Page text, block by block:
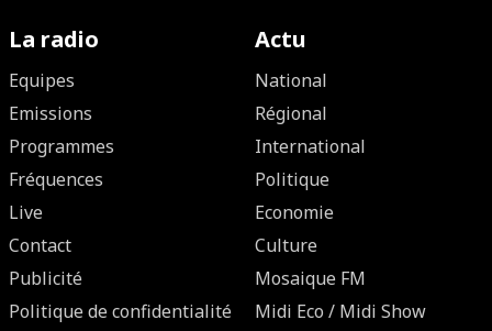
La radio
Equipes
Emissions
Programmes
Fréquences
Live
Contact
Publicité
Politique de confidentialité
Actu
National
Régional
International
Politique
Economie
Culture
Mosaique FM
Midi Eco / Midi Show